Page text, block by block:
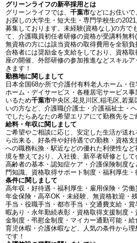
グリーンライフの新卒採用とは
グリーンライフでは、千葉市などにお住い
お探しの大学生・短大生・専門学校生の
募集しております。未経験(資格なし)の方で
て、介護職員初任者研修の資格が受講料無料
無資格の方には該当資格の取得費用を全額
合格者には奨励金を支給をしており、資格
座の開催、外部研修の参加推進などスキル
きます！
勤務地に関しまして
日本全国68か所で介護付有料老人ホーム・
ホーム・デイサービス・各種居宅サービス
いるため千葉市中央区,花見川区,稲毛区,若葉
いの方など、介護職(介護士・介護福祉士・
でしたらあなたの希望エリアにて勤務先をご
給料・年収に関しまして
ご希望やご相談に応じ、安定した生活が送
ら出来る、好条件や好待遇での勤務・資格
への職務転換・駅近などの優れた利便性な
境を整えており、入社後、新卒者研修として
高齢者の基本・認知症ケア・介護保険制度
門知識、資格取得サポート制度・福利厚生・
条件に関しまして
高年収・好待遇・福利厚生・雇用保険・労
年金保険・高卒OK・未経験、無資格歓迎・
手当・役職手当・都市手当・交通費支給・
暇あり・永年勤続表彰・資格取得支援制度
金制度・弔慰金制度・マイカー通勤可能・給
育児休暇・介護休暇など、人気の条件から
です！